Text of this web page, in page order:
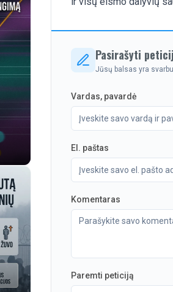
Pasirašyti
Jūsų balsas yra
Vardas, pavardė
El. paštas
Komentaras
Paremti peticiją